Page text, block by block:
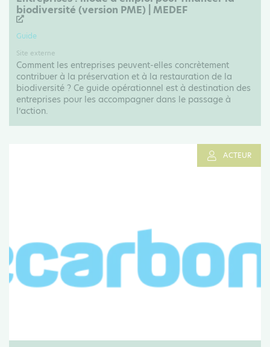
biodiversité (version PME) | MEDEF
Guide
Site externe
Comment les entreprises peuvent-elles concrètement
contribuer à la préservation et à la restauration de la
biodiversité ? Ce guide opérationnel est à destination des
entreprises pour les accompagner dans le passage à
l’action.
ACTEUR